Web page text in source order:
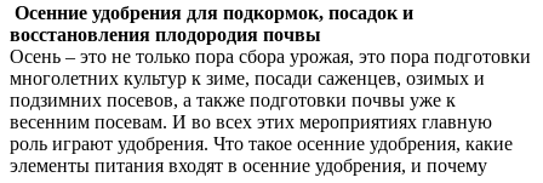
Осенние удобрения для подкормок, посадок и
восстановления плодородия почвы
Осень – это не только пора сбора урожая, это пора подготовки
многолетних культур к зиме, посади саженцев, озимых и
подзимних посевов, а также подготовки почвы уже к
весенним посевам. И во всех этих мероприятиях главную
роль играют удобрения. Что такое осенние удобрения, какие
элементы питания входят в осенние удобрения, и почему